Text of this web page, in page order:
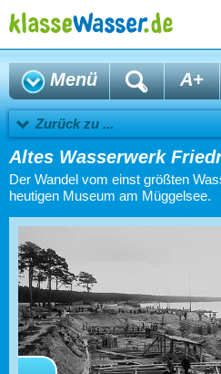
Menü A+
Zurück zu ...
Altes Wasserwerk
Der Wandel vom einst größten
heutigen Museum am Müggelsee.